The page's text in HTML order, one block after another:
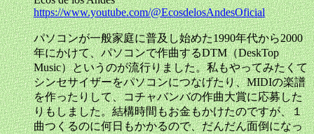
https://www.youtube.com/@EcosdelosAndesOficial
パソコンが一般家庭に普及し始めた1990年代から2000
年にかけて、パソコンで作曲するDTM（DeskTop
Music）というのが流行りました。私もやってみたくて
シンセサイザーをパソコンにつなげたり、MIDIの楽譜
を作ったりして、コチャバンバの作曲大賞に応募した
りもしました。結構時間もお金もかけたのですが、１
曲つくるのに何日もかかるので、だんだん面倒になっ